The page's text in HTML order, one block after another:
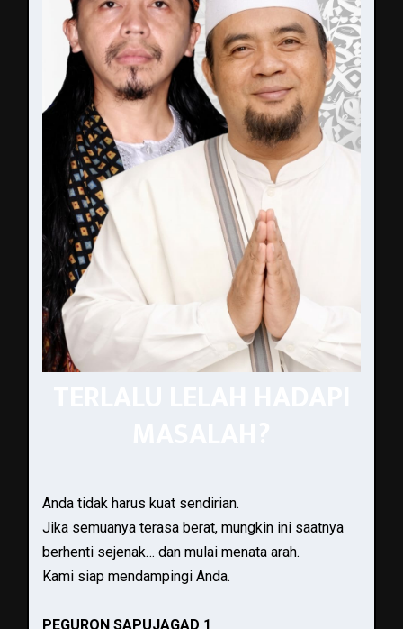
Anda tidak harus kuat sendirian.
Jika semuanya terasa berat, mungkin ini saatnya
berhenti sejenak… dan mulai menata arah.
Kami siap mendampingi Anda.
PEGURON SAPUJAGAD 1